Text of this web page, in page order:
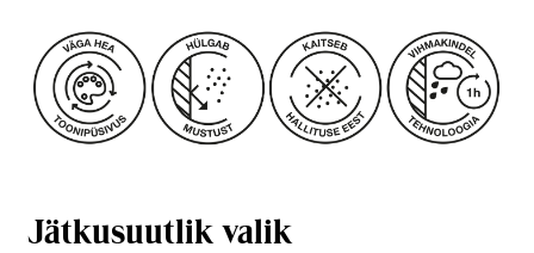
Jätkusuutlik valik